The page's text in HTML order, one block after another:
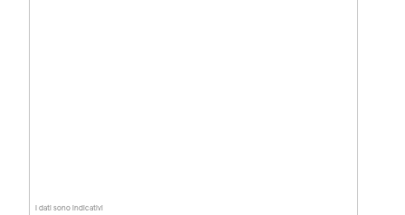
I dati sono indicativi